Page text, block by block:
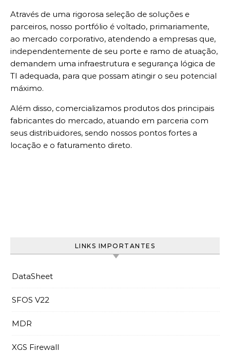
Através de uma rigorosa seleção de soluções e
parceiros, nosso portfólio é voltado, primariamente,
ao mercado corporativo, atendendo a empresas que,
independentemente de seu porte e ramo de atuação,
demandem uma infraestrutura e segurança lógica de
TI adequada, para que possam atingir o seu potencial
máximo.
Além disso, comercializamos produtos dos principais
fabricantes do mercado, atuando em parceria com
seus distribuidores, sendo nossos pontos fortes a
locação e o faturamento direto.
LINKS IMPORTANTES
DataSheet
SFOS V22
MDR
XGS Firewall